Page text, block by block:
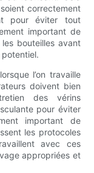
correctement
pour éviter tout
important de
bouteilles avant
l’on travaille
doivent bien
des vérins
pour éviter
important de
les protocoles
avec ces
appropriées et